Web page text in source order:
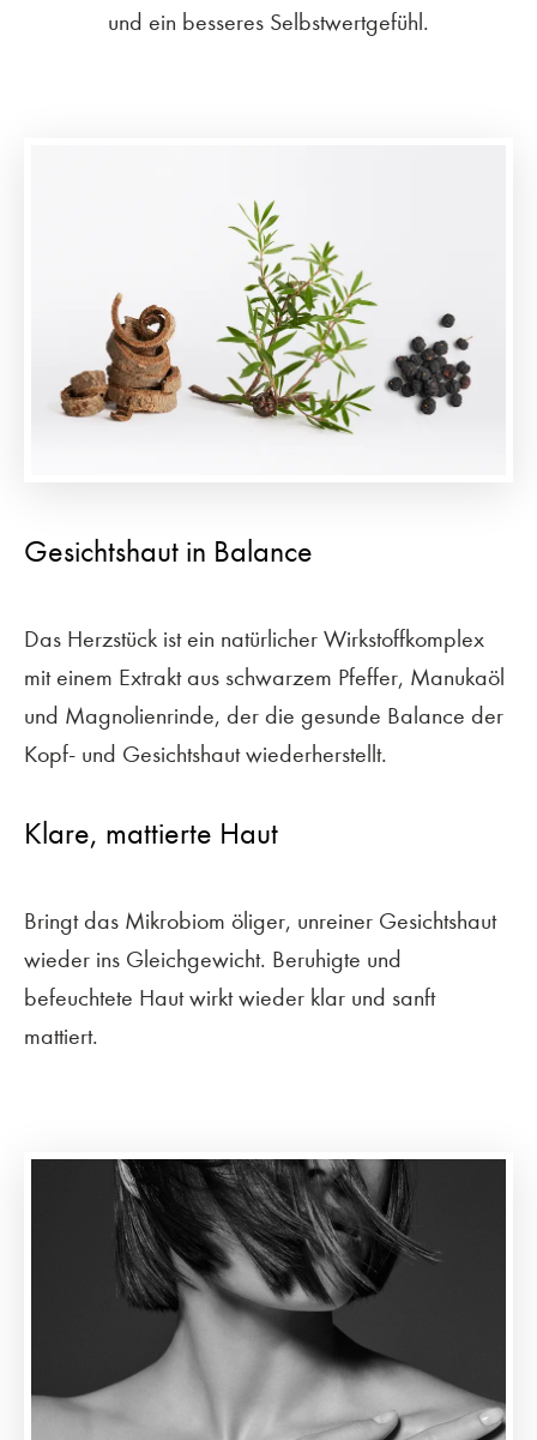
und ein besseres Selbstwertgefühl.
Gesichtshaut in Balance
Das Herzstück ist ein natürlicher Wirkstoffkomplex
mit einem Extrakt aus schwarzem Pfeffer, Manukaöl
und Magnolienrinde, der die gesunde Balance der
Kopf- und Gesichtshaut wiederherstellt.
Klare, mattierte Haut
Bringt das Mikrobiom öliger, unreiner Gesichtshaut
wieder ins Gleichgewicht. Beruhigte und
befeuchtete Haut wirkt wieder klar und sanft
mattiert.